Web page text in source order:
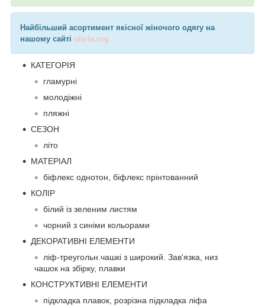
Найбільший асортимент якісної жіночого одягу на
нашому сайті ola-la.org
КАТЕГОРІЯ
гламурні
молодіжні
пляжні
СЕЗОН
літо
МАТЕРІАЛ
біфлекс однотон, біфлекс прінтованний
КОЛІР
білий із зеленим листям
чорний з синіми кольорами
ДЕКОРАТИВНІ ЕЛЕМЕНТИ
ліф-треугольн.чашкі з широкий. Зав'язка, низ
чашок на збірку, плавки
КОНСТРУКТИВНІ ЕЛЕМЕНТИ
підкладка плавок, розрізна підкладка ліфа